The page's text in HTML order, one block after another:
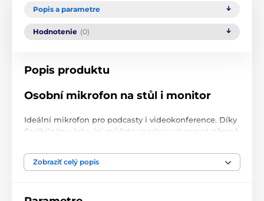
Popis a parametre
Hodnotenie (0)
Popis produktu
Osobní mikrofon na stůl i monitor
Ideální mikrofon pro podcasty i videokonference. Díky
flexibilnímu krku jej můžete snadno vytvarovat přesně
balení navíc i držák pro snadné připevnění mikrofonu
přímo na monitor. O perfektní srozumitelnost se stará
Jednoduché připojení přes USB-C s možností redukce
Zobraziť celý popis